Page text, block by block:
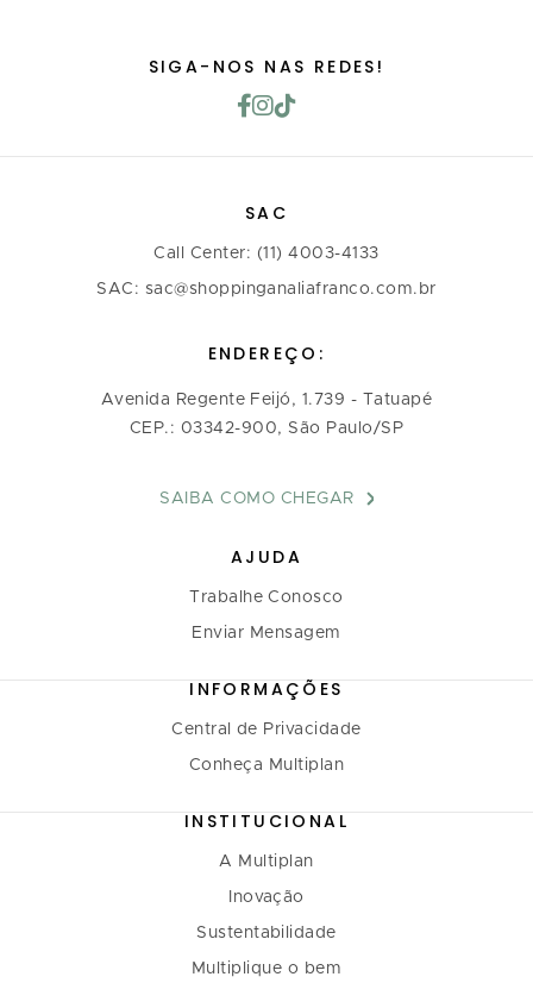
SIGA-NOS NAS REDES!
SAC
Call Center: (11) 4003-4133
SAC: sac@shoppinganaliafranco.com.br
ENDEREÇO:
Avenida Regente Feijó, 1.739 - Tatuapé
CEP.: 03342-900, São Paulo/SP
SAIBA COMO CHEGAR
AJUDA
Trabalhe Conosco
Enviar Mensagem
INFORMAÇÕES
Central de Privacidade
Conheça Multiplan
INSTITUCIONAL
A Multiplan
Inovação
Sustentabilidade
Multiplique o bem